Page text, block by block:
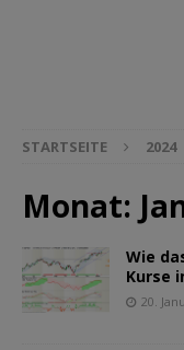
STARTSEITE 2024
Monat:
Wie
Kurse
20.